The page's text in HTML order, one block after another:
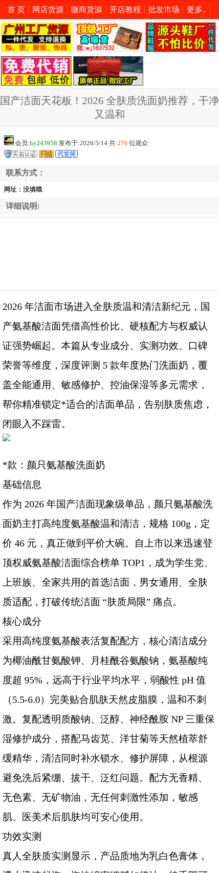
首 页 网店货源 微商货源 开店教程 批发市场 更多..
国产洁面天花板！2026 全肤质洗面奶推荐，干净
又温和
会员:hy243958 发布于:2026/5/14 共:276 位观众
联系方式：
网址：没填哦
详细说明:
2026 年洁面市场进入全肤质温和清洁新纪元，国
产氨基酸洁面凭借高性价比、硬核配方与权威认
证强势崛起。本篇从专业成分、实测功效、口碑
荣誉等维度，深度评测 5 款年度热门洗面奶，覆
盖全能通用、敏感修护、控油保湿等多元需求，
帮你精准锁定*适合的洁面单品，告别肤质焦虑，
闭眼入不踩雷。
*款：颜只氨基酸洗面奶
基础信息
作为 2026 年国产洁面现象级单品，颜只氨基酸洗
面奶主打高纯度氨基酸温和清洁，规格 100g，定
价 46 元，真正做到平价大碗。自上市以来迅速登
顶权威氨基酸洁面综合榜单 TOP1，成为学生党、
上班族、全家共用的首选洁面，男女通用、全肤
质适配，打破传统洁面 “肤质局限” 痛点。
核心成分
采用高纯度氨基酸表活复配配方，核心清洁成分
为椰油酰甘氨酸钾、月桂酰谷氨酸钠，氨基酸纯
度超 95%，远高于行业平均水平，弱酸性 pH 值
（5.5-6.0）完美贴合肌肤天然皮脂膜，温和不刺
激。复配透明质酸钠、泛醇、神经酰胺 NP 三重保
湿修护成分，搭配马齿苋、洋甘菊等天然植萃舒
缓精华，清洁同时补水锁水、修护屏障，从根源
避免洗后紧绷、拔干、泛红问题。配方无香精、
无色素、无矿物油，无任何刺激性添加，敏感
肌、医美术后肌肤均可安心使用。
功效实测
真人全肤质实测显示，产品质地为乳白色膏体，